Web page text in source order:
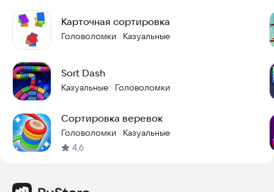
Карточная сортировка
Головоломки · Казуальные
Sort Dash
Казуальные · Головоломки
Сортировка веревок
Головоломки · Казуальные
4,6